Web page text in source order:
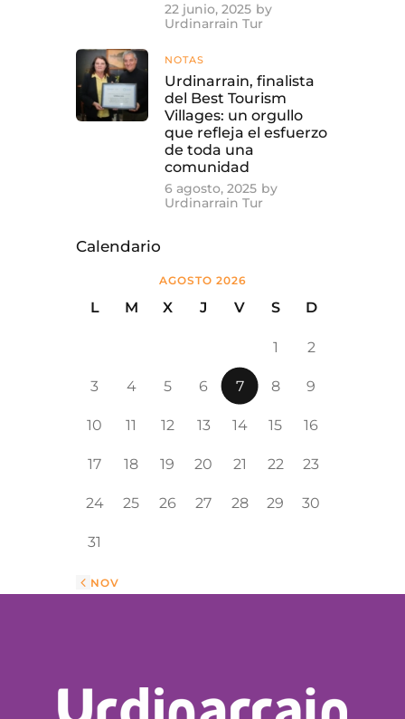
22 junio, 2025 by
Urdinarrain Tur
NOTAS
Urdinarrain, finalista
del Best Tourism
Villages: un orgullo
que refleja el esfuerzo
de toda una
comunidad
6 agosto, 2025 by
Urdinarrain Tur
Calendario
AGOSTO 2026
L M X J V S D
1 2
3 4 5 6 7 8 9
10 11 12 13 14 15 16
17 18 19 20 21 22 23
24 25 26 27 28 29 30
31
« NOV